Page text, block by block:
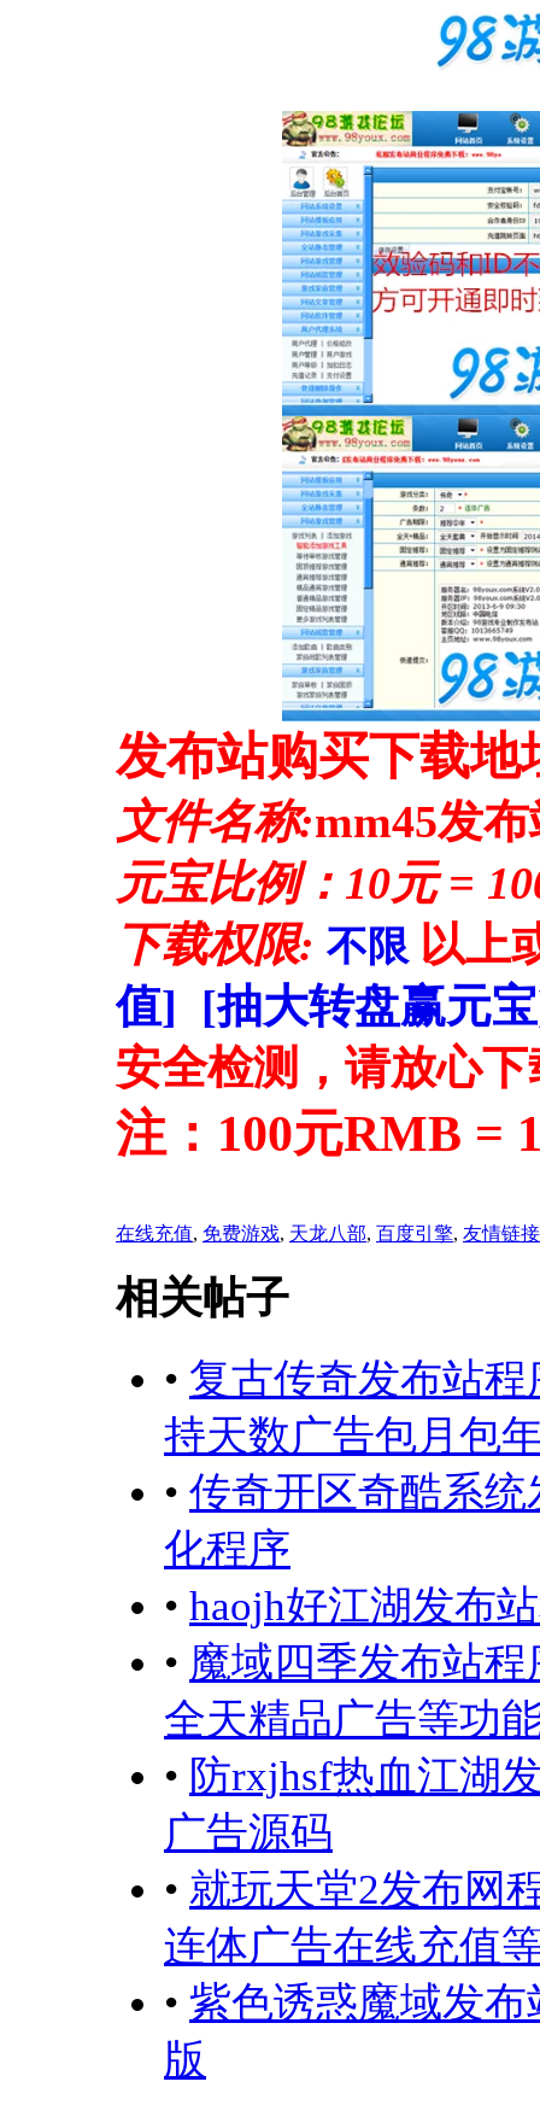
发布站购买下载地
文件名称:mm45发
元宝比例：10元 =
下载权限: 不限 以上
值] [抽大转盘赢元
安全检测，请放心下
注：100元RMB =
在线充值, 免费游戏, 天龙八部, 百度引擎, 友情链接
相关帖子
• 复古传奇发布站
持天数广告包月包
• 传奇开区奇酷系统
化程序
• haojh好江湖发布
• 魔域四季发布站
全天精品广告等功
• 防rxjhsf热血江湖
广告源码
• 就玩天堂2发布网
连体广告在线充值
• 紫色诱惑魔域发
版